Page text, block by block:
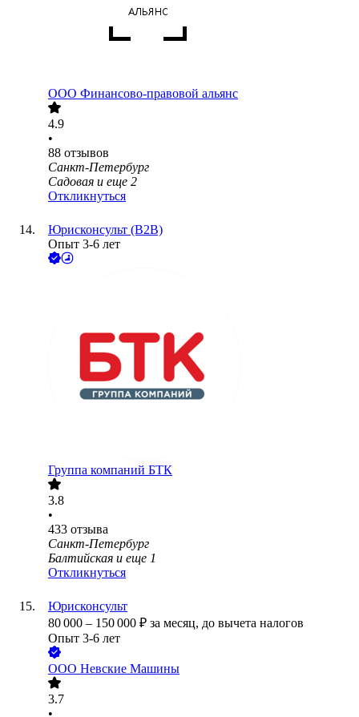
ООО Финансово-правовой альянс
4.9
•
88 отзывов
Санкт-Петербург
Садовая и еще 2
Откликнуться
Юрисконсульт (В2В)
Опыт 3-6 лет
Группа компаний БТК
3.8
•
433 отзыва
Санкт-Петербург
Балтийская и еще 1
Откликнуться
Юрисконсульт
80 000 – 150 000 ₽ за месяц, до вычета налогов
Опыт 3-6 лет
ООО Невские Машины
3.7
•